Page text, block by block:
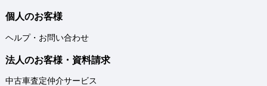
個人のお客様
ヘルプ・お問い合わせ
法人のお客様・資料請求
中古車査定仲介サービス